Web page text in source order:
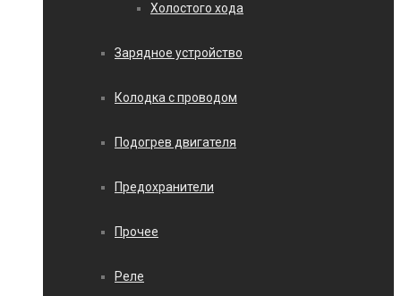
Холостого хода
Зарядное устройство
Колодка с проводом
Подогрев двигателя
Предохранители
Прочее
Реле